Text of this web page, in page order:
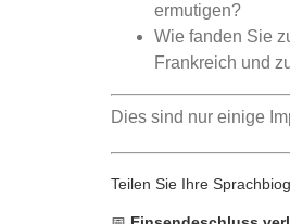
ermutigen?
Wie fanden Sie
Frankreich und
Dies sind nur einige
Teilen Sie Ihre